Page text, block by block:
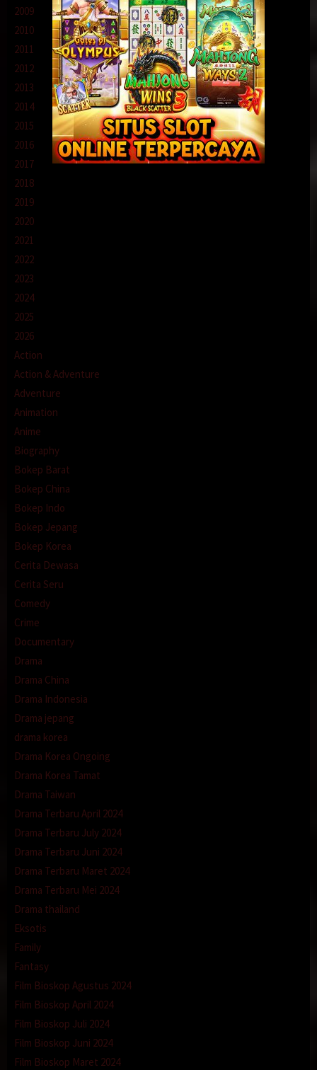
2009
2010
2011
2012
2013
2014
2015
2016
2017
2018
2019
2020
2021
2022
2023
2024
2025
2026
Action
Action & Adventure
Adventure
Animation
Anime
Biography
Bokep Barat
Bokep China
Bokep Indo
Bokep Jepang
Bokep Korea
Cerita Dewasa
Cerita Seru
Comedy
Crime
Documentary
Drama
Drama China
Drama Indonesia
Drama jepang
drama korea
Drama Korea Ongoing
Drama Korea Tamat
Drama Taiwan
Drama Terbaru April 2024
Drama Terbaru July 2024
Drama Terbaru Juni 2024
Drama Terbaru Maret 2024
Drama Terbaru Mei 2024
Drama thailand
Eksotis
Family
Fantasy
Film Bioskop Agustus 2024
Film Bioskop April 2024
Film Bioskop Juli 2024
Film Bioskop Juni 2024
Film Bioskop Maret 2024